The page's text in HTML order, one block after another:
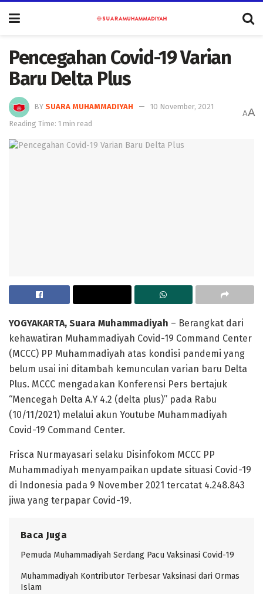
Pencegahan Covid-19 Varian
Baru Delta Plus
BY SUARA MUHAMMADIYAH
10 November, 2021
Reading Time: 1 min read
AA
YOGYAKARTA, Suara Muhammadiyah – Berangkat dari
kehawatiran Muhammadiyah Covid-19 Command Center
(MCCC) PP Muhammadiyah atas kondisi pandemi yang
belum usai ini ditambah kemunculan varian baru Delta
Plus. MCCC mengadakan Konferensi Pers bertajuk
“Mencegah Delta A.Y 4.2 (delta plus)’’ pada Rabu
(10/11/2021) melalui akun Youtube Muhammadiyah
Covid-19 Command Center.
Frisca Nurmayasari selaku Disinfokom MCCC PP
Muhammadiyah menyampaikan update situasi Covid-19
di Indonesia pada 9 November 2021 tercatat 4.248.843
jiwa yang terpapar Covid-19.
Baca Juga
Pemuda Muhammadiyah Serdang Pacu Vaksinasi Covid-19
Muhammadiyah Kontributor Terbesar Vaksinasi dari Ormas
Islam